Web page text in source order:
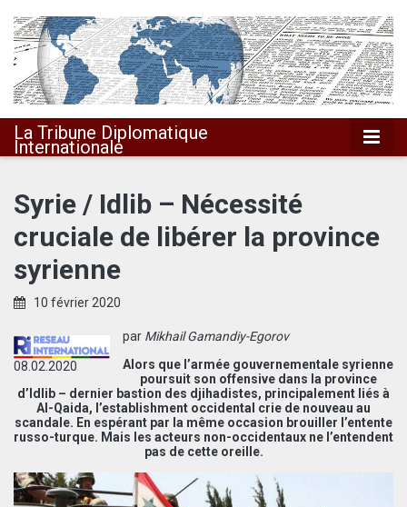
La Tribune
Diplomatique
Internationale
La Tribune Diplomatique
Internationale
Syrie / Idlib – Nécessité
cruciale de libérer la province
syrienne
10 février 2020
08.02.2020
par Mikhail Gamandiy-Egorov
Alors que l’armée gouvernementale syrienne
poursuit son offensive dans la province
d’Idlib – dernier bastion des djihadistes, principalement liés à
Al-Qaida, l’establishment occidental crie de nouveau au
scandale. En espérant par la même occasion brouiller l’entente
russo-turque. Mais les acteurs non-occidentaux ne l’entendent
pas de cette oreille.